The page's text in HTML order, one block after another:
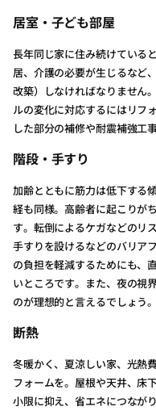
居室・子ども部屋
長年同じ家に住み続けている
居、介護の必要が生じるなど
改築）しなければなりません
ルの変化に対応するにはリフ
した部分の補修や耐震補強工
階段・手すり
加齢とともに筋力は低下する
経も同様。高齢者に起こりが
す。転倒によるケガなどのリ
手すりを設けるなどのバリア
の負担を軽減するためにも、
いところです。また、夜の視
のが理想的と言えるでしょう。
断熱
冬暖かく、夏涼しい家、光熱
フォームを。屋根や天井、床
小限に抑え、省エネにつながり